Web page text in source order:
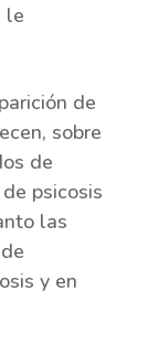
le
de
sobre
de
psicosis
las
y en